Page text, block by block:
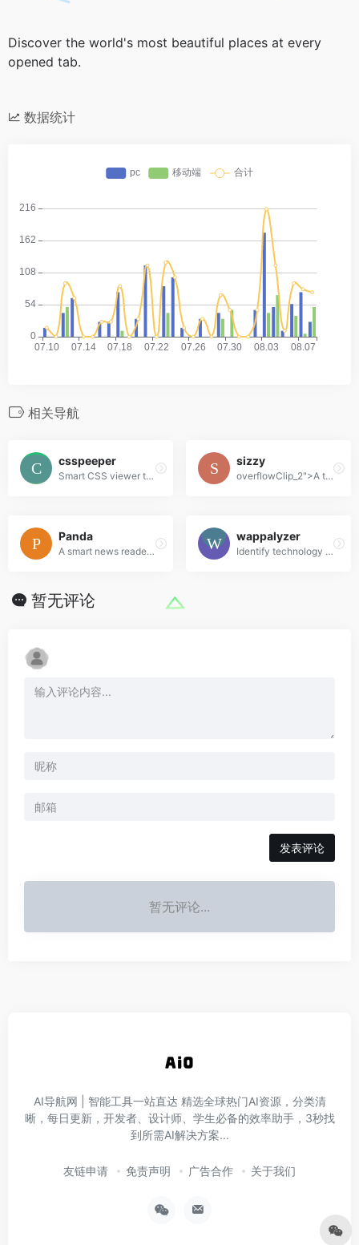
Discover the world's most beautiful places at every
opened tab.
数据统计
相关导航
csspeeper
Smart CSS viewer tailored for Designers.
sizzy
overflowClip_2">A tool for developing responsive websites crazy-fast
Panda
A smart news reader built for productivity.
wappalyzer
Identify technology on websites
暂无评论
发表评论
暂无评论...
AI导航网 | 智能工具一站直达‌ 精选全球热门AI资源，分类清
晰，每日更新，开发者、设计师、学生必备的效率助手，3秒找
到所需AI解决方案...
友链申请 免责声明 广告合作 关于我们